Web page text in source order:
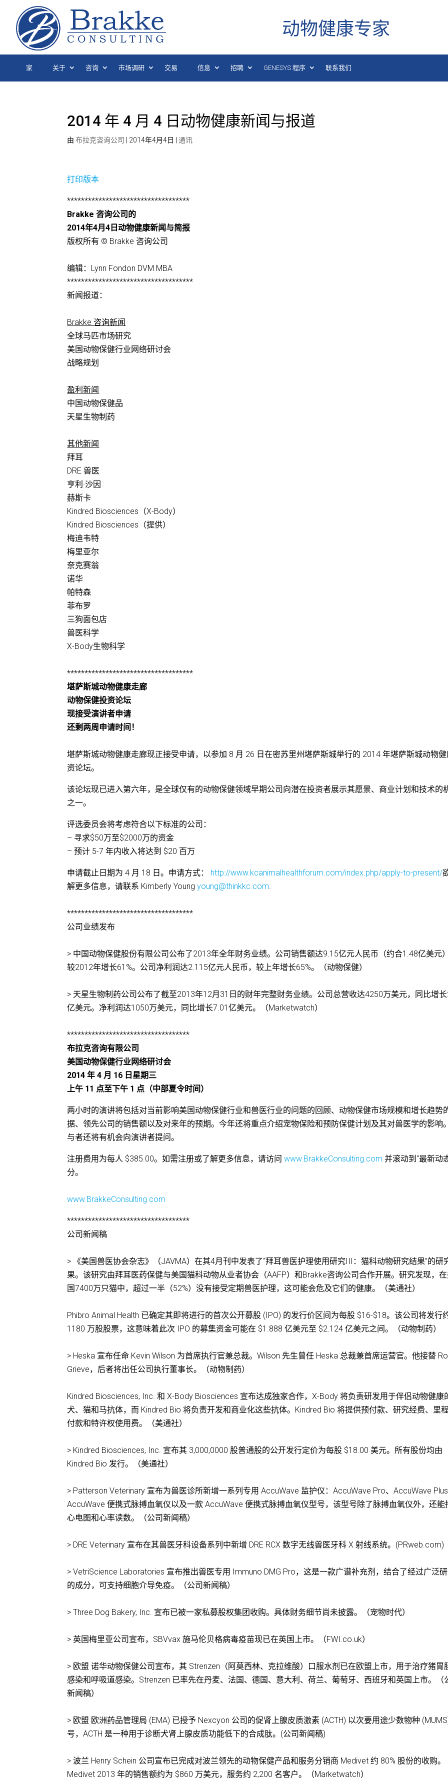
动物健康专家
家 关于 咨询 市场调研 交易 信息 招聘 GENESYS 程序 联系我们
2014 年 4 月 4 日动物健康新闻与报道
由布拉克咨询公司 2014年4月4日 |通讯
打印版本
***********************************
Brakke 咨询公司的
2014年4月4日动物健康新闻与简报
版权所有 © Brakke 咨询公司
编辑：Lynn Fondon DVM MBA
************************************
新闻报道：
Brakke 咨询新闻
全球马匹市场研究
美国动物保健行业网络研讨会
战略规划
盈利新闻
中国动物保健品
天星生物制药
其他新闻
拜耳
DRE 兽医
亨利·沙因
赫斯卡
Kindred Biosciences（X-Body）
Kindred Biosciences（提供）
梅迪韦特
梅里亚尔
奈克赛翁
诺华
帕特森
菲布罗
三狗面包店
兽医科学
X-Body生物科学
************************************
堪萨斯城动物健康走廊
动物保健投资论坛
现接受演讲者申请
还剩两周申请时间！
堪萨斯城动物健康走廊现正接受申请，以参加 8 月 26 日在密苏里州堪萨斯城举行的 2014 年堪萨斯城动物健
资论坛。
该论坛现已进入第六年，是全球仅有的动物保健领域早期公司向潜在投资者展示其愿景、商业计划和技术的
之一。
评选委员会将考虑符合以下标准的公司：
– 寻求$50万至$2000万的资金
– 预计 5-7 年内收入将达到 $20 百万
申请截止日期为 4 月 18 日。申请方式： http://www.kcanimalhealthforum.com/index.php/apply-to-present/
解更多信息，请联系 Kimberly Youngyoung@thinkkc.com.
************************************
公司业绩发布
> 中国动物保健股份有限公司公布了2013年全年财务业绩。公司销售额达9.15亿元人民币（约合1.48亿美元）
较2012年增长61%。公司净利润达2.115亿元人民币，较上年增长65%。（动物保健）
> 天星生物制药公司公布了截至2013年12月31日的财年完整财务业绩。公司总营收达4250万美元，同比增长
亿美元。净利润达1050万美元，同比增长7.01亿美元。（Marketwatch）
***********************************
布拉克咨询有限公司
美国动物保健行业网络研讨会
2014 年 4 月 16 日星期三
上午 11 点至下午 1 点（中部夏令时间）
两小时的演讲将包括对当前影响美国动物保健行业和兽医行业的问题的回顾、动物保健市场规模和增长趋势
据、领先公司的销售额以及对来年的预期。今年还将重点介绍宠物保险和预防保健计划及其对兽医学的影响
与者还将有机会向演讲者提问。
注册费用为每人 $385.00。如需注册或了解更多信息，请访问www.BrakkeConsulting.com 并滚动到“最新动
分。
www.BrakkeConsulting.com
***********************************
公司新闻稿
> 《美国兽医协会杂志》（JAVMA）在其4月刊中发表了“拜耳兽医护理使用研究III：猫科动物研究结果”的研
果。该研究由拜耳医药保健与美国猫科动物从业者协会（AAFP）和Brakke咨询公司合作开展。研究发现，
国7400万只猫中，超过一半（52%）没有接受定期兽医护理，这可能会危及它们的健康。（美通社）
Phibro Animal Health 已确定其即将进行的首次公开募股 (IPO) 的发行价区间为每股 $16-$18。该公司将发行
1180 万股股票，这意味着此次 IPO 的募集资金可能在 $1.888 亿美元至 $2.124 亿美元之间。（动物制药）
> Heska 宣布任命 Kevin Wilson 为首席执行官兼总裁。Wilson 先生曾任 Heska 总裁兼首席运营官。他接替
Grieve，后者将出任公司执行董事长。（动物制药）
Kindred Biosciences, Inc. 和 X-Body Biosciences 宣布达成独家合作，X-Body 将负责研发用于伴侣动物健康
犬、猫和马抗体，而 Kindred Bio 将负责开发和商业化这些抗体。Kindred Bio 将提供预付款、研究经费、里
付款和特许权使用费。（美通社）
> Kindred Biosciences, Inc. 宣布其 3,000,0000 股普通股的公开发行定价为每股 $18.00 美元。所有股份均由
Kindred Bio 发行。（美通社）
> Patterson Veterinary 宣布为兽医诊所新增一系列专用 AccuWave 监护仪：AccuWave Pro、AccuWave Plus
AccuWave 便携式脉搏血氧仪以及一款 AccuWave 便携式脉搏血氧仪型号，该型号除了脉搏血氧仪外，还能
心电图和心率读数。（公司新闻稿）
> DRE Veterinary 宣布在其兽医牙科设备系列中新增 DRE RCX 数字无线兽医牙科 X 射线系统。(PRweb.com)
> VetriScience Laboratories 宣布推出兽医专用 Immuno DMG Pro，这是一款广谱补充剂，结合了经过广泛
的成分，可支持细胞介导免疫。（公司新闻稿）
> Three Dog Bakery, Inc. 宣布已被一家私募股权集团收购。具体财务细节尚未披露。（宠物时代）
> 英国梅里亚公司宣布，SBVvax 施马伦贝格病毒疫苗现已在英国上市。（FWI.co.uk）
> 欧盟 诺华动物保健公司宣布，其 Strenzen（阿莫西林、克拉维酸）口服水剂已在欧盟上市，用于治疗猪胃
感染和呼吸道感染。Strenzen 已率先在丹麦、法国、德国、意大利、荷兰、葡萄牙、西班牙和英国上市。（
新闻稿）
> 欧盟 欧洲药品管理局 (EMA) 已授予 Nexcyon 公司的促肾上腺皮质激素 (ACTH) 以次要用途少数物种
号，ACTH 是一种用于诊断犬肾上腺皮质功能低下的合成肽。(公司新闻稿)
> 波兰 Henry Schein 公司宣布已完成对波兰领先的动物保健产品和服务分销商 Medivet 约 80% 股份的收购。
Medivet 2013 年的销售额约为 $860 万美元，服务约 2,200 名客户。（Marketwatch）